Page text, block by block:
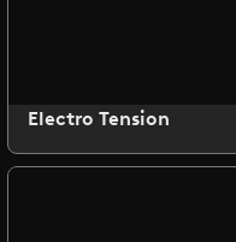
Electro Tension